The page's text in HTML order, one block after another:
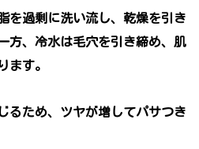
を過剰に洗い流し、乾燥を引き
方、冷水は毛穴を引き締め、肌
ます。
るため、ツヤが増してパサつき